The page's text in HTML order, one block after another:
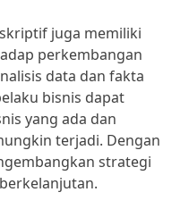
juga memiliki
perkembangan
data dan fakta
bisnis dapat
yang ada dan
terjadi. Dengan
strategi